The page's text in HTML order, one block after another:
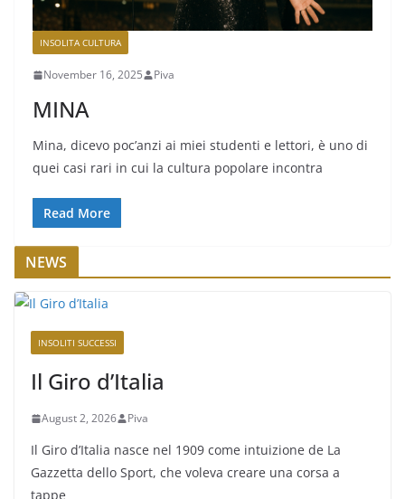
INSOLITA CULTURA
November 16, 2025 Piva
MINA
Mina, dicevo poc’anzi ai miei studenti e lettori, è uno di
quei casi rari in cui la cultura popolare incontra
Read More
NEWS
INSOLITI SUCCESSI
Il Giro d’Italia
August 2, 2026 Piva
Il Giro d’Italia nasce nel 1909 come intuizione de La
Gazzetta dello Sport, che voleva creare una corsa a
tappe